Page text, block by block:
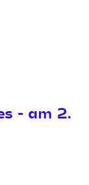
- am 2.